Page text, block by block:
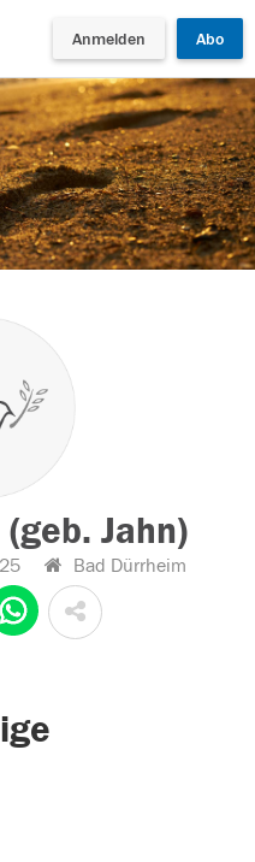
Anmelden Abo
Jahn)
Bad Dürrheim